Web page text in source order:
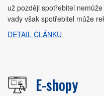
už později spotřebitel
vady však spotřebitel může
DETAIL ČLÁNKU
E-shopy